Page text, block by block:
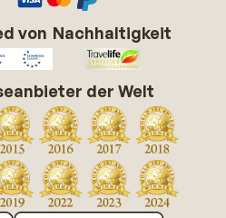
von Nachhaltigkeit
der Welt